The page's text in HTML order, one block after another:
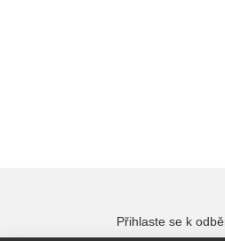
Přihlaste se k